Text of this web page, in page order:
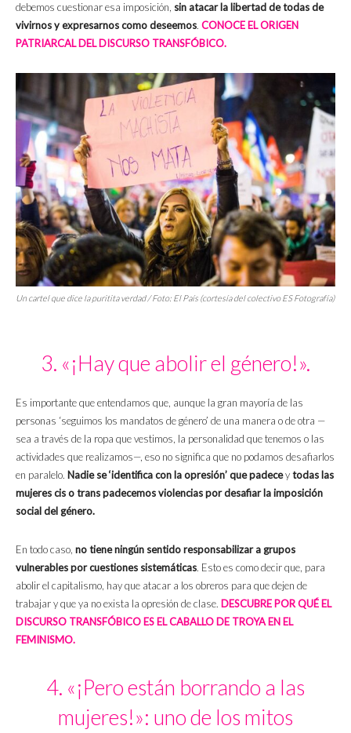
debemos cuestionar esa imposición, sin atacar la libertad de todas de
vivirnos y expresarnos como deseemos. CONOCE EL ORIGEN
PATRIARCAL DEL DISCURSO TRANSFÓBICO.
Un cartel que dice la puritita verdad / Foto: El País (cortesía del colectivo ES Fotografía)
3. «¡Hay que abolir el género!».
Es importante que entendamos que, aunque la gran mayoría de las
personas ‘seguimos los mandatos de género’ de una manera o de otra —
sea a través de la ropa que vestimos, la personalidad que tenemos o las
actividades que realizamos—, eso no significa que no podamos desafiarlos
en paralelo. Nadie se ‘identifica con la opresión’ que padeceytodas las
mujeres cis o transpadecemos violencias por desafiar la imposición
social del género.
En todo caso, no tiene ningún sentido responsabilizar a grupos
vulnerables por cuestiones sistemáticas. Esto es como decir que, para
abolir el capitalismo, hay que atacar a los obreros para que dejen de
trabajar y que ya no exista la opresión de clase. DESCUBRE POR QUÉ EL
DISCURSO TRANSFÓBICO ES EL CABALLO DE TROYA EN EL
FEMINISMO.
4. «¡Pero están borrando a las
mujeres!»: uno de los mitos